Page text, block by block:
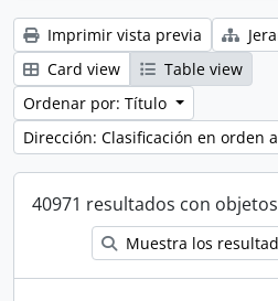
Imprimir vista previa
Card view
Table view
Ordenar por: Título
Dirección: Clasificación en orden
40971 resultados con
Muestra los